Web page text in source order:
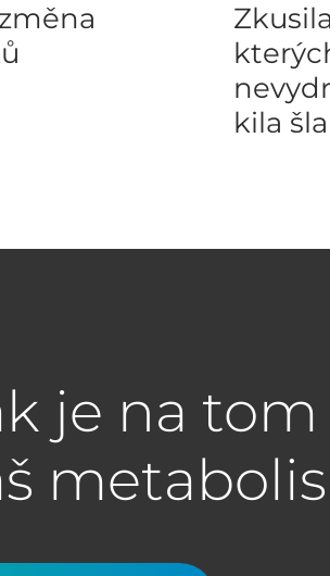
kila
je na tom